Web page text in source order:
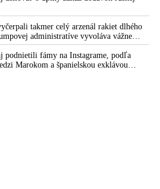
takmer celý arzenál rakiet dlhého
administratíve vyvoláva vážne
armády v prípade vypuknutia
podnietili fámy na Instagrame, podľa
Marokom a španielskou exklávou